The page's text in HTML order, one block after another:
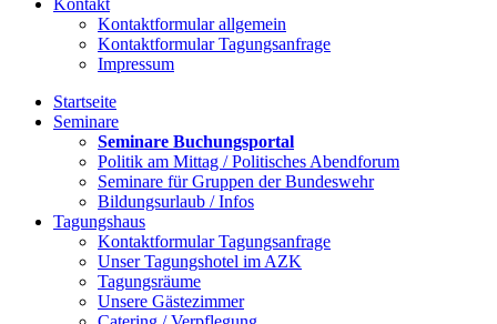
Kontakt
Kontaktformular allgemein
Kontaktformular Tagungsanfrage
Impressum
Startseite
Seminare
Seminare Buchungsportal
Politik am Mittag / Politisches Abendforum
Seminare für Gruppen der Bundeswehr
Bildungsurlaub / Infos
Tagungshaus
Kontaktformular Tagungsanfrage
Unser Tagungshotel im AZK
Tagungsräume
Unsere Gästezimmer